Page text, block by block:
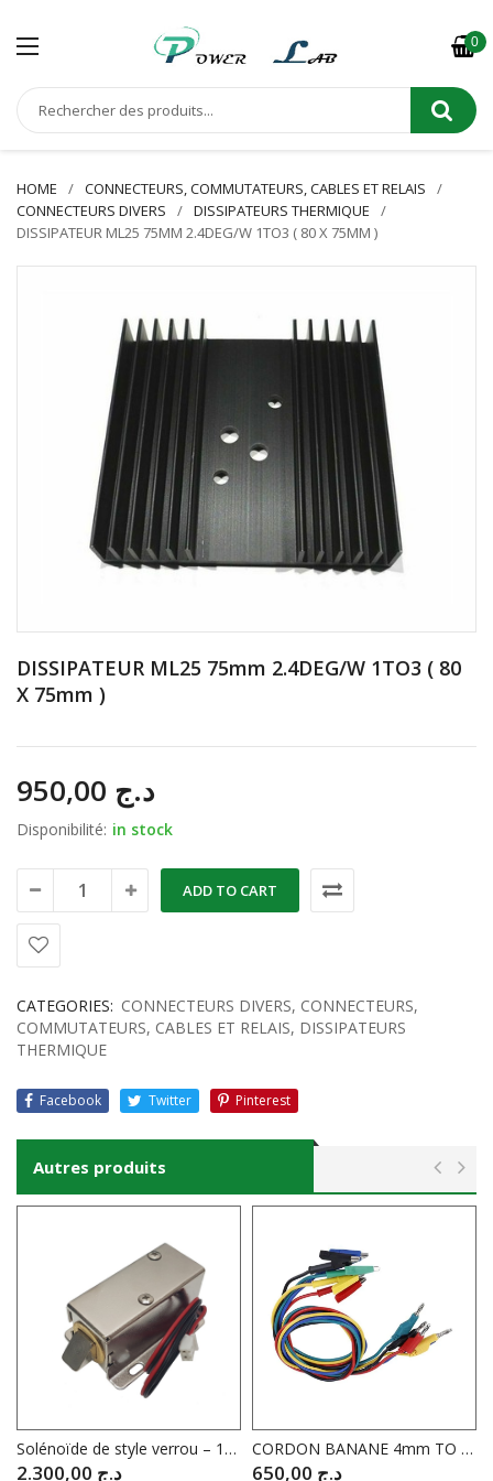
0
HOME
CONNECTEURS, COMMUTATEURS, CABLES ET RELAIS
CONNECTEURS DIVERS
DISSIPATEURS THERMIQUE
DISSIPATEUR ML25 75MM 2.4DEG/W 1TO3 ( 80 X 75MM )
DISSIPATEUR ML25 75mm 2.4DEG/W 1TO3 ( 80
X 75mm )
د.ج
Disponibilité: in stock
ADD TO CART
CATEGORIES: CONNECTEURS DIVERS, CONNECTEURS,
COMMUTATEURS, CABLES ET RELAIS, DISSIPATEURS
THERMIQUE
Facebook Twitter Pinterest
Autres produits
Solénoïde de style verrou – 12VDC Sérrure electronique G.MODEL
د.ج
CORDON BANANE 4mm TO CROCODILE ROUGE PRO
د.ج